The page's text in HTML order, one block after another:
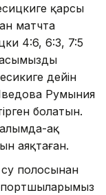
қарсы
матчта
4:6, 6:3, 7:5
дейін
Румыния
болатын.
ақ
аяқтаған.
полосынан